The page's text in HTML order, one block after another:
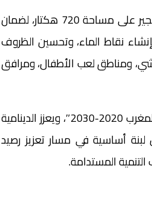
وأضاف أن المشروع يتضمن، على الخصوص، إزالة الأشجار الميتة وإعادة التشجير على مساحة 720 هكتار، لضمان
نقاط الماء، وتحسين الظروف
ومناطق لعب الأطفال، ومرافق
وتجدر الإشارة إلى أن هذا المشروع، يأتي في سياق تنزيل استراتيجية “غابات المغرب 2020-2030″، ويعزز الدينامية
أساسية في مسار تعزيز رصيد
المستدامة.